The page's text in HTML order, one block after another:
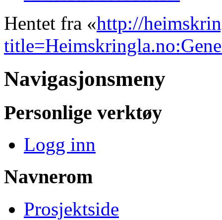
Hentet fra «http://
Navigasjonsmeny
Personlige verktøy
Logg inn
Navnerom
Prosjektside